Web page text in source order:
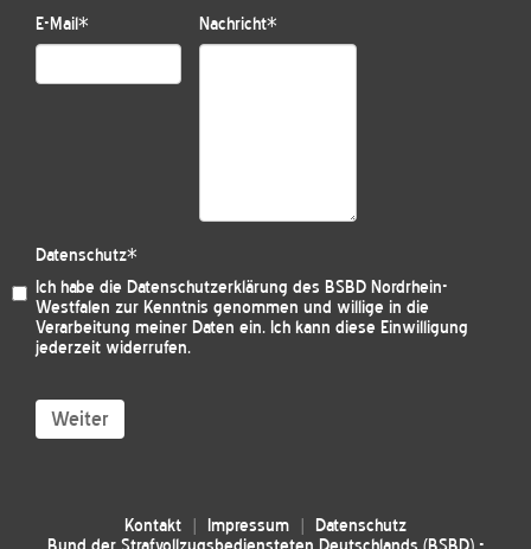
E-Mail* Nachricht*
Datenschutz*
Ich habe die Datenschutzerklärung des BSBD Nordrhein-
Westfalen zur Kenntnis genommen und willige in die
Verarbeitung meiner Daten ein. Ich kann diese Einwilligung
jederzeit widerrufen.
Weiter
Kontakt Impressum
Datenschutz